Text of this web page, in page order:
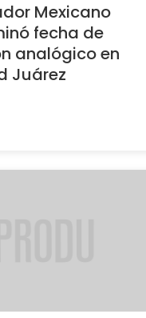
Mexicano
fecha de
analógico en
Juárez